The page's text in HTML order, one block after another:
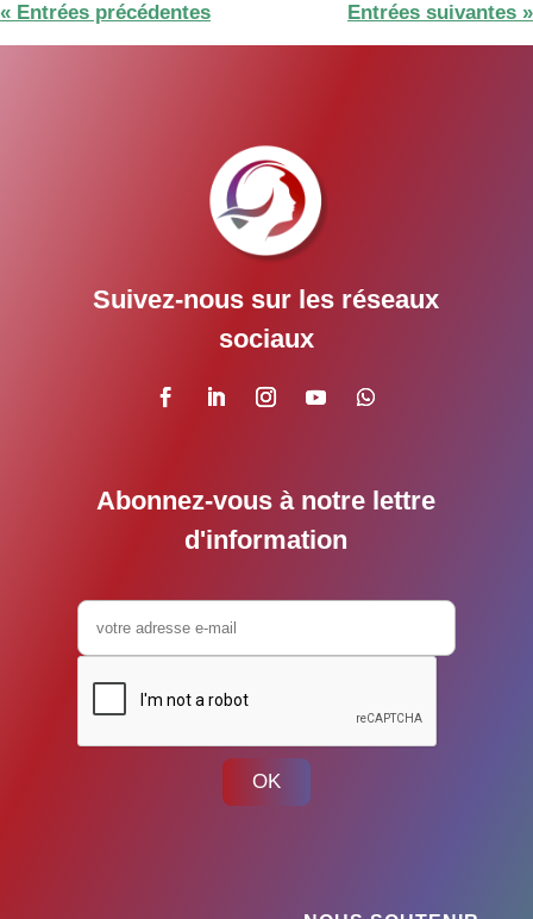
« Entrées précédentes Entrées suivantes »
Suivez-nous sur les réseaux
sociaux
Abonnez-vous à notre lettre
d'information
OK